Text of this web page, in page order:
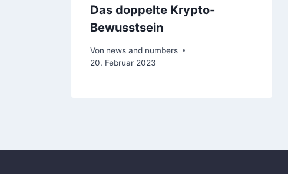
Das doppelte Krypto-
Bewusstsein
Von news and numbers
20. Februar 2023